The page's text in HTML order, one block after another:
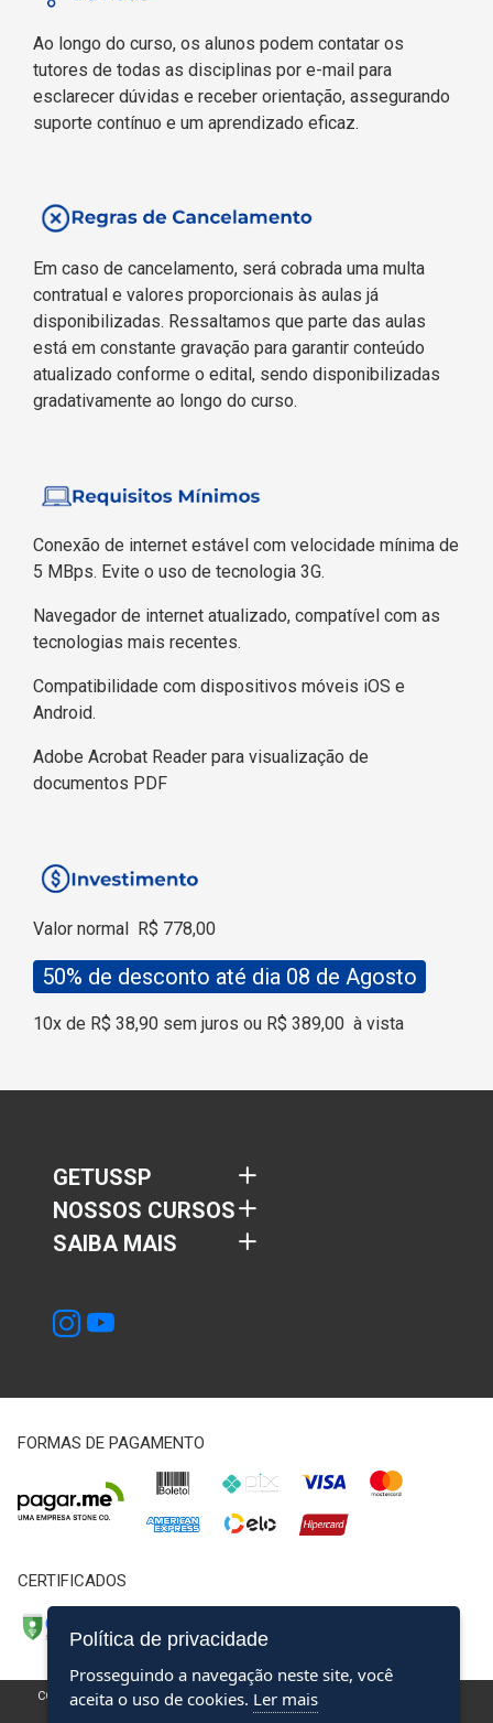
Ao longo do curso, os alunos podem contatar os
tutores de todas as disciplinas por e-mail para
esclarecer dúvidas e receber orientação, assegurando
suporte contínuo e um aprendizado eficaz.
Em caso de cancelamento, será cobrada uma multa
contratual e valores proporcionais às aulas já
disponibilizadas. Ressaltamos que parte das aulas
está em constante gravação para garantir conteúdo
atualizado conforme o edital, sendo disponibilizadas
gradativamente ao longo do curso.
Conexão de internet estável com velocidade mínima de
5 MBps. Evite o uso de tecnologia 3G.
Navegador de internet atualizado, compatível com as
tecnologias mais recentes.
Compatibilidade com dispositivos móveis iOS e
Android.
Adobe Acrobat Reader para visualização de
documentos PDF
Valor normal R$ 778,00
50% de desconto até dia 08 de Agosto
10x de R$ 38,90 sem juros ou R$ 389,00 à vista
GETUSSP
NOSSOS CURSOS
SAIBA MAIS
FORMAS DE PAGAMENTO
CERTIFICADOS
COPYRIGHT @2024 CENTRO EDUCACIONAL DO SERVIÇO PÚBLICO - CNPJ
54.750.075/0001-19TERMOS DE USOEPOLÍTICA DE PRIVACIDADE
Política de privacidade
Prosseguindo a navegação neste site, você
aceita o uso de cookies. Ler mais